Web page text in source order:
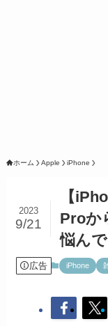
ホーム Apple iPhone
【
Proか
悩ん
2023
9/21
広告 iPhone